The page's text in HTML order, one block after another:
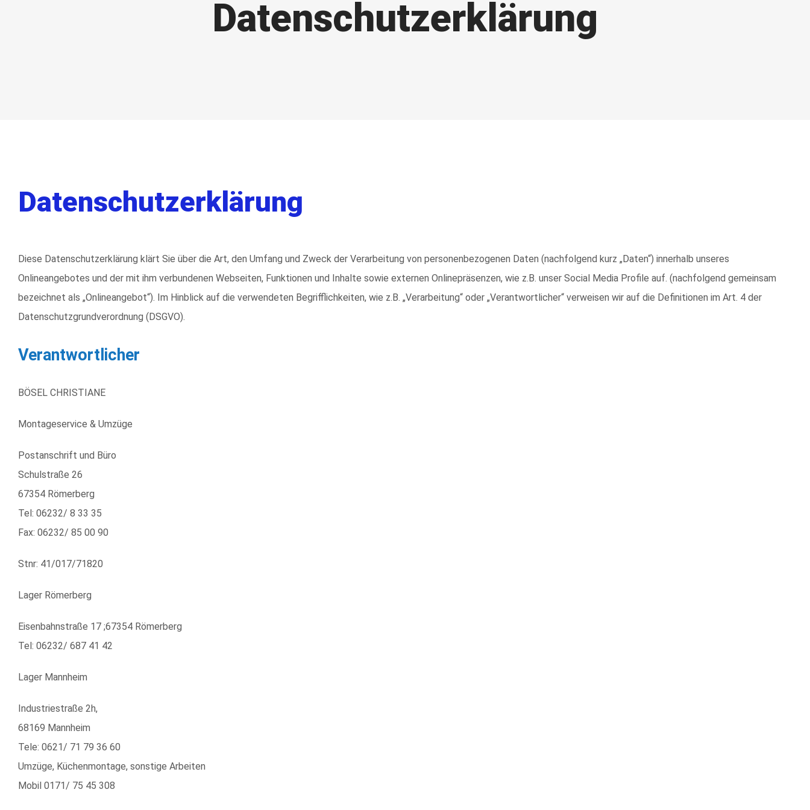
Datenschutzerklärung
Datenschutzerklärung
Diese Datenschutzerklärung klärt Sie über die Art, den Umfang und Zweck der Verarbeitung von personenbezogenen Daten (nachfolgend kurz „Daten“) innerhalb unseres
Onlineangebotes und der mit ihm verbundenen Webseiten, Funktionen und Inhalte sowie externen Onlinepräsenzen, wie z.B. unser Social Media Profile auf. (nachfolgend gemeinsam
bezeichnet als „Onlineangebot“). Im Hinblick auf die verwendeten Begrifflichkeiten, wie z.B. „Verarbeitung“ oder „Verantwortlicher“ verweisen wir auf die Definitionen im Art. 4 der
Datenschutzgrundverordnung (DSGVO).
Verantwortlicher
BÖSEL CHRISTIANE
Montageservice & Umzüge
Postanschrift und Büro
Schulstraße 26
67354 Römerberg
Tel: 06232/ 8 33 35
Fax: 06232/ 85 00 90
Stnr: 41/017/71820
Lager Römerberg
Eisenbahnstraße 17 ;67354 Römerberg
Tel: 06232/ 687 41 42
Lager Mannheim
Industriestraße 2h,
68169 Mannheim
Tele: 0621/ 71 79 36 60
Umzüge, Küchenmontage, sonstige Arbeiten
Mobil 0171/ 75 45 308